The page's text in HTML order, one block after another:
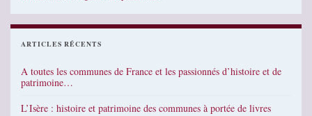
ARTICLES RÉCENTS
A toutes les communes de France et les passionnés d’histoire et de
patrimoine…
L’Isère : histoire et patrimoine des communes à portée de livres